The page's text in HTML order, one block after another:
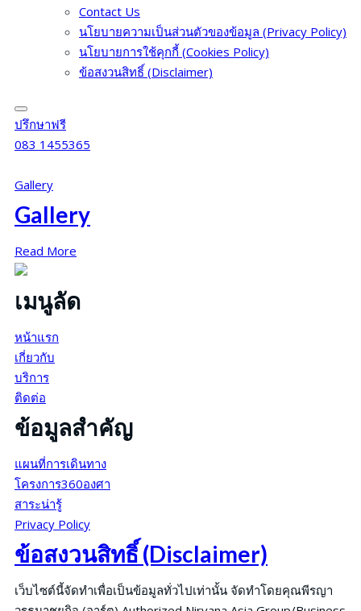
Contact Us
นโยบายความเป็นส่วนตัวของข้อมูล (Privacy Policy)
นโยบายการใช้คุกกี้ (Cookies Policy)
ข้อสงวนสิทธิ์ (Disclaimer)
ปรึกษาฟรี
083 1455365
Gallery
Gallery
Read More
เมนูลัด
หน้าแรก
เกี่ยวกับ
บริการ
ติดต่อ
ข้อมูลสำคัญ
แผนที่การเดินทาง
โครงการ360องศา
สาระน่ารู้
Privacy Policy
ข้อสงวนสิทธิ์ (Disclaimer)
เว็บไซต์นี้จัดทำเพื่อเป็นข้อมูลทั่วไปเท่านั้น จัดทำโดยคุณพีรญา